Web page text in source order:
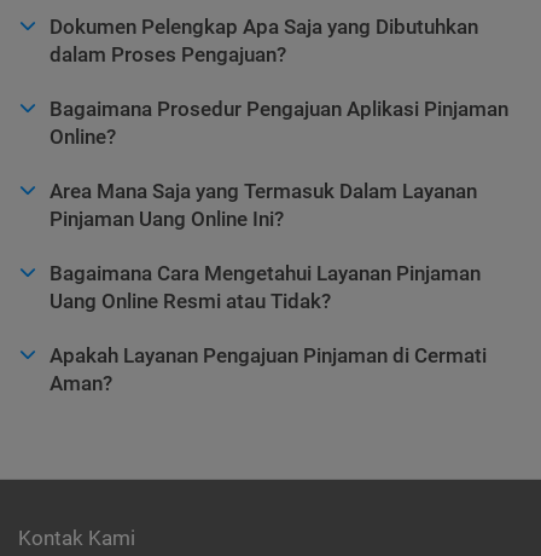
Dokumen Pelengkap Apa Saja yang Dibutuhkan
dalam Proses Pengajuan?
Bagaimana Prosedur Pengajuan Aplikasi Pinjaman
Online?
Area Mana Saja yang Termasuk Dalam Layanan
Pinjaman Uang Online Ini?
Bagaimana Cara Mengetahui Layanan Pinjaman
Uang Online Resmi atau Tidak?
Apakah Layanan Pengajuan Pinjaman di Cermati
Aman?
Kontak Kami